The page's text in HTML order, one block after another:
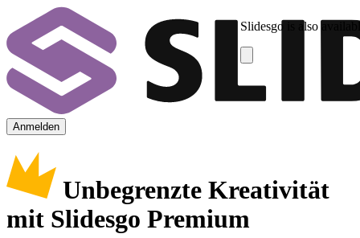
Slidesgo is also
Anmelden
Unbegrenzte Kreativität
mit Slidesgo Premium